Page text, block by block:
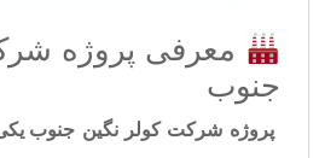
معرفی پروژه
جنوب
پروژه شرکت کولر نگین جنوب